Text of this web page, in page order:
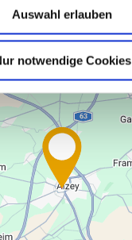
Auswahl erlauben
notwendige Cookies